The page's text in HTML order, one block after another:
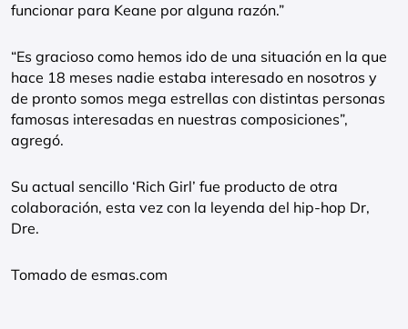
funcionar para Keane por alguna razón.”
“Es gracioso como hemos ido de una situación en la que
hace 18 meses nadie estaba interesado en nosotros y
de pronto somos mega estrellas con distintas personas
famosas interesadas en nuestras composiciones”,
agregó.
Su actual sencillo ‘Rich Girl’ fue producto de otra
colaboración, esta vez con la leyenda del hip-hop Dr,
Dre.
Tomado de esmas.com